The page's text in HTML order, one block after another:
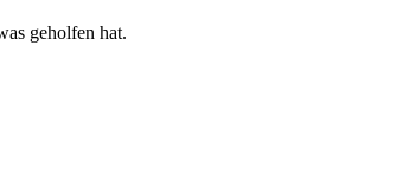
geholfen hat.